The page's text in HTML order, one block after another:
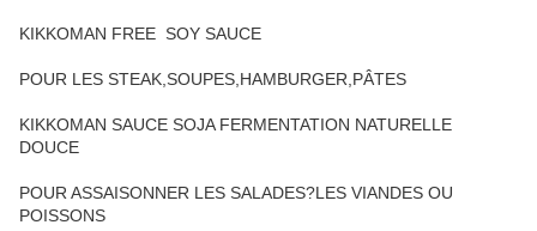
KIKKOMAN FREE SOY SAUCE
POUR LES STEAK,SOUPES,HAMBURGER,PÂTES
KIKKOMAN SAUCE SOJA FERMENTATION NATURELLE
DOUCE
POUR ASSAISONNER LES SALADES?LES VIANDES OU
POISSONS